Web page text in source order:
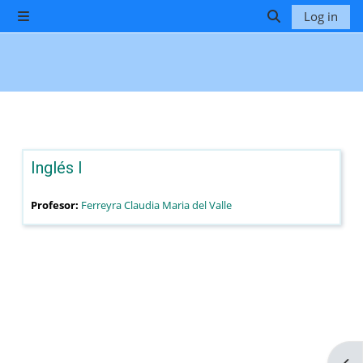
Skip to main content
Side panel
Toggle
Log in
Inglés I
Profesor: Ferreyra Claudia Maria del Valle